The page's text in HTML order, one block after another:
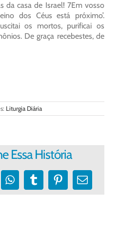
da casa de Israel! 7Em vosso
dos Céus está próximo’.
os mortos, purificai os
De graça recebestes, de
Liturgia Diária
Essa História
WhatsApp
TumblrPinterest
E-